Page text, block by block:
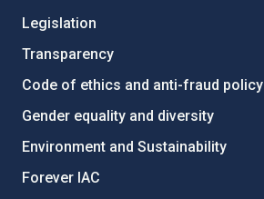
Legislation
Transparency
Code of ethics and anti-fraud policy
Gender equality and diversity
Environment and Sustainability
Forever IAC